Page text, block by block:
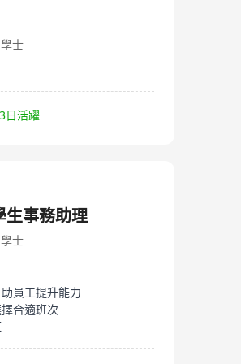
Smart Technology Limited
multiple positions to
aiming to bring more
to the Hong Kong market.
士
日活躍
生事務助理
士
員工提升能力
合適班次